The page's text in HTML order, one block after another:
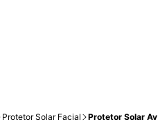
Protetor Solar Facial Protetor Solar